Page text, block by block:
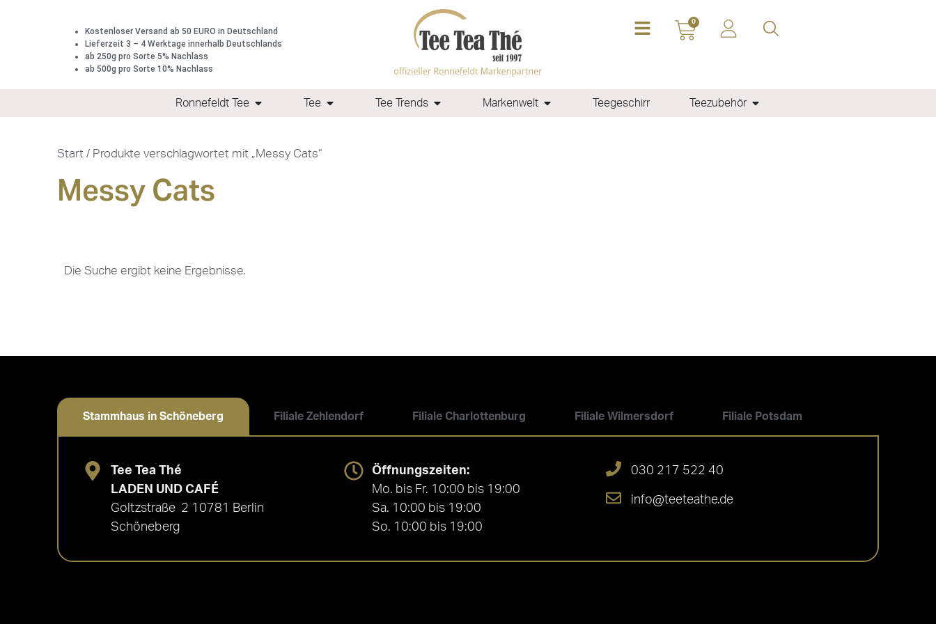
Kostenloser Versand ab 50 EURO in Deutschland
Lieferzeit 3 – 4 Werktage innerhalb Deutschlands
ab 250g pro Sorte 5% Nachlass
ab 500g pro Sorte 10% Nachlass
0
Ronnefeldt Tee Tee Tee Trends Markenwelt Teegeschirr Teezubehör
Start / Produkte verschlagwortet mit „Messy Cats“
Messy Cats
Die Suche ergibt keine Ergebnisse.
Stammhaus in Schöneberg Filiale Zehlendorf Filiale Charlottenburg Filiale Wilmersdorf Filiale Potsdam
Tee Tea Thé
LADEN UND CAFÉ
Goltzstraße 2 10781 Berlin
Schöneberg
Öffnungszeiten:
Mo. bis Fr. 10:00 bis 19:00
Sa. 10:00 bis 19:00
So. 10:00 bis 19:00
030 217 522 40
info@teeteathe.de